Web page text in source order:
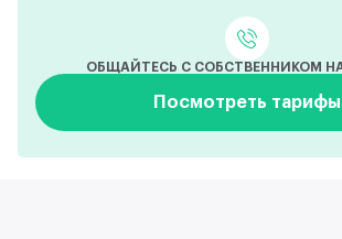
ОБЩАЙТЕСЬ С СОБСТВЕННИКОМ
Посмотреть тарифы